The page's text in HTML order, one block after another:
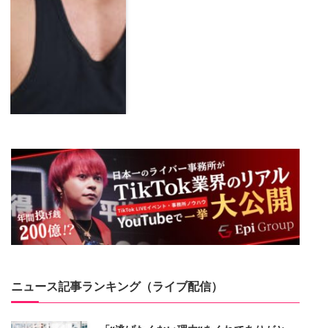
ニュース記事ランキング（ライブ配信）